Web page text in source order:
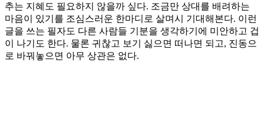
추는 지혜도 필요하지 않을까 싶다. 조금만 상대를 배려하는
마음이 있기를 조심스러운 한마디로 살며시 기대해본다. 이런
글을 쓰는 필자도 다른 사람들 기분을 생각하기에 미안하고 겁
이 나기도 한다. 물론 귀찮고 보기 싫으면 떠나면 되고, 진동으
로 바꿔놓으면 아무 상관은 없다.